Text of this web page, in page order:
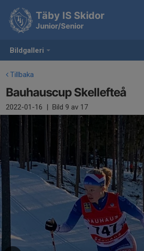
Bildgalleri
Täby IS Skidor
Junior/Senior
Tillbaka
Bauhauscup Skellefteå
2022-01-16 | Bild 9 av 17